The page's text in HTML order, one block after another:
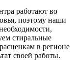
работают во
поэтому наши
стиральные
в регионе
своей работы.